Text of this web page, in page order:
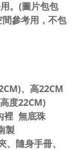
。(圖片包包
參考用，不包
、高22CM
度22CM)
裡 無底珠
製
隨身手冊、